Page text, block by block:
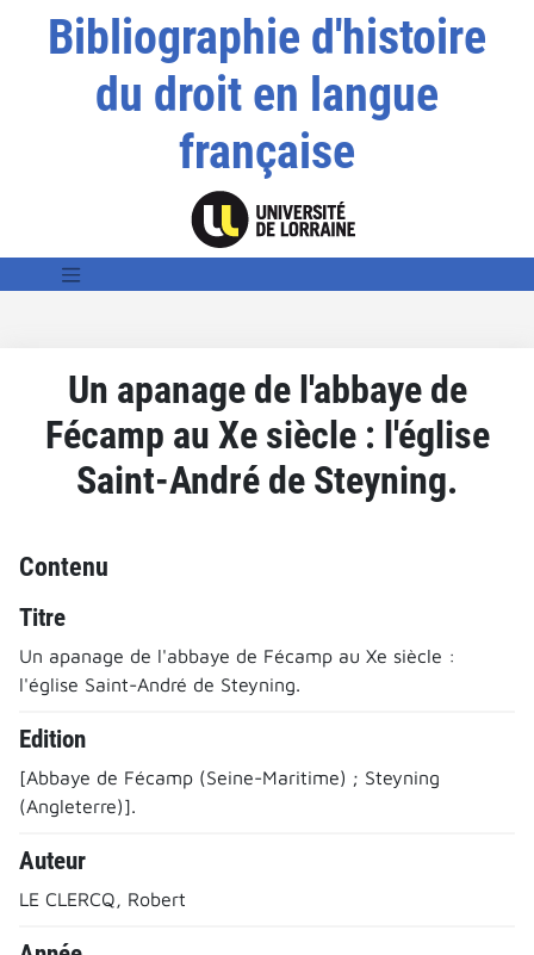
Bibliographie d'histoire
du droit en langue
française
Un apanage de l'abbaye de
Fécamp au Xe siècle : l'église
Saint-André de Steyning.
Contenu
Titre
Un apanage de l'abbaye de Fécamp au Xe siècle :
l'église Saint-André de Steyning.
Edition
[Abbaye de Fécamp (Seine-Maritime) ; Steyning
(Angleterre)].
Auteur
LE CLERCQ, Robert